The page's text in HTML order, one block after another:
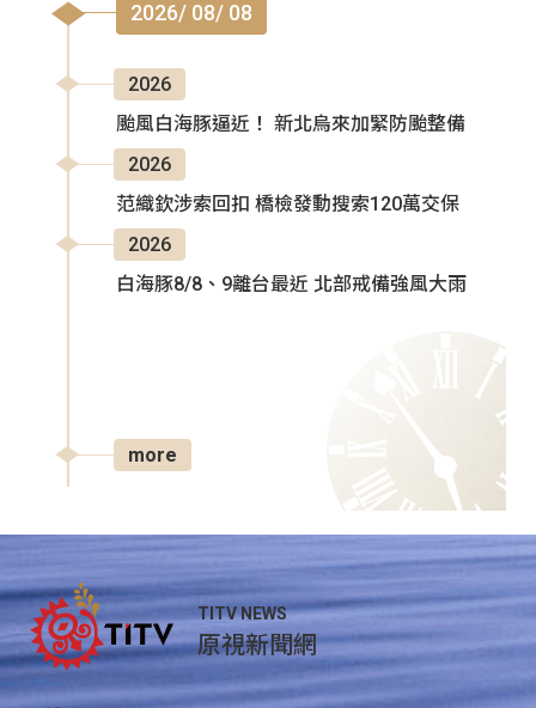
2026/ 08/ 08
2026
颱風白海豚逼近！ 新北烏來加緊防颱整備
2026
范織欽涉索回扣 橋檢發動搜索120萬交保
2026
白海豚8/8、9離台最近 北部戒備強風大雨
more
TITV NEWS
原視新聞網